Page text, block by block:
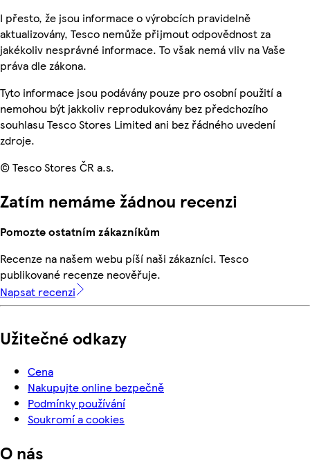
I přesto, že jsou informace o výrobcích pravidelně
aktualizovány, Tesco nemůže přijmout odpovědnost za
jakékoliv nesprávné informace. To však nemá vliv na Vaše
práva dle zákona.
Tyto informace jsou podávány pouze pro osobní použití a
nemohou být jakkoliv reprodukovány bez předchozího
souhlasu Tesco Stores Limited ani bez řádného uvedení
zdroje.
© Tesco Stores ČR a.s.
Zatím nemáme žádnou recenzi
Pomozte ostatním zákazníkům
Recenze na našem webu píší naši zákazníci. Tesco
publikované recenze neověřuje.
Napsat recenzi
Užitečné odkazy
Cena
Nakupujte online bezpečně
Podmínky používání
Soukromí a cookies
O nás